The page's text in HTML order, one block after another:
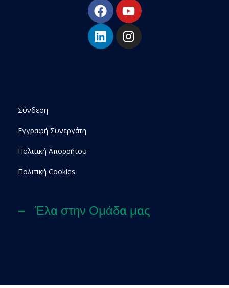
Σύνδεση
Εγγραφή Συνεργάτη
Πολιτική Απορρήτου
Πολιτική Cookies
Έλα στην Ομάδα μας